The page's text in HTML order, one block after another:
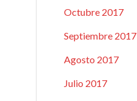
Octubre 2017
Septiembre 2017
Agosto 2017
Julio 2017